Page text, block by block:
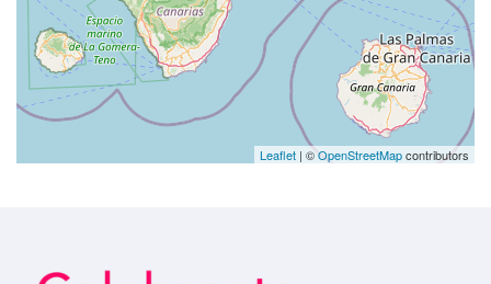
Leaflet | ©OpenStreetMapcontributors